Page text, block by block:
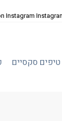
Instagram
טיפים סקסיים